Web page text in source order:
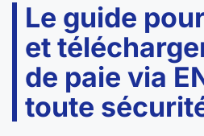
Le guide
et
de paie via
toute